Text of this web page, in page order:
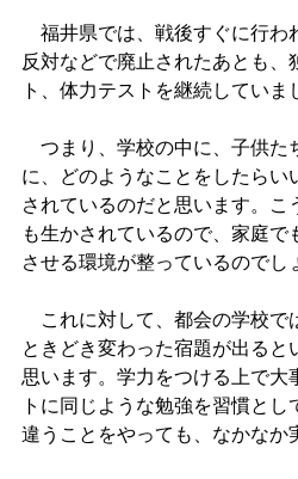
福井県では、戦後すぐに行わ
反対などで廃止されたあとも、
ト、体力テストを継続していま
つまり、学校の中に、子供た
に、どのようなことをしたら
されているのだと思います。
も生かされているので、家庭
させる環境が整っているのでし
これに対して、都会の学校で
ときどき変わった宿題が出る
思います。学力をつける上で
トに同じような勉強を習慣と
違うことをやっても、なかなか